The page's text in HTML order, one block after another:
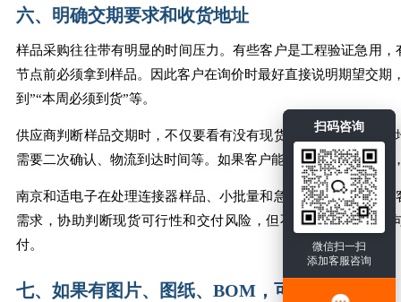
扫码咨询
微信扫一扫
添加客服咨询
六、明确交期要求和收货地址
样品采购往往带有明显的时间压力。有些客户是工程验证急用
节点前必须拿到样品。因此客户在询价时最好直接说明期望交期
到”“本周必须到货”等。
供应商判断样品交期时，不仅要看有没有现货，还要看货源所
需要二次确认、物流到达时间等。如果客户能同时提供收货城市
南京和适电子在处理连接器样品、小批量和急单采购时，会根
需求，协助判断现货可行性和交付风险，但不建议客户只凭一
付。
七、如果有图片、图纸、BOM，可以一起提供